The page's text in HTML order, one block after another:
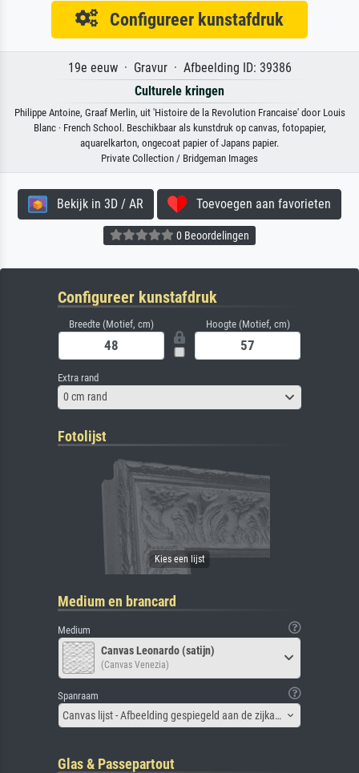
Configureer kunstafdruk
19e eeuw · Gravur · Afbeelding ID: 39386
Culturele kringen
Philippe Antoine, Graaf Merlin, uit 'Histoire de la Revolution Francaise' door Louis
Blanc · French School. Beschikbaar als kunstdruk op canvas, fotopapier,
aquarelkarton, ongecoat papier of Japans papier.
Private Collection / Bridgeman Images
Bekijk in 3D / AR Toevoegen aan favorieten
0 Beoordelingen
Configureer kunstafdruk
Breedte (Motief, cm) Hoogte (Motief, cm)
Extra rand
0 cm rand
Fotolijst
Medium en brancard
Medium
Canvas Leonardo (satijn)
(Canvas Venezia)
Spanraam
Canvas lijst - Afbeelding gespiegeld aan de zijkant
Glas & Passepartout